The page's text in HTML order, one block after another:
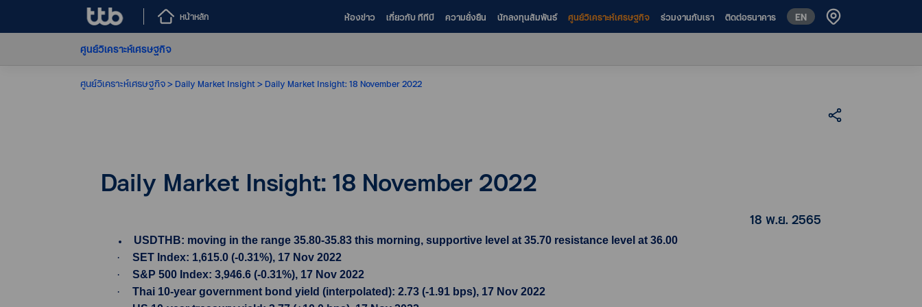
หน้าหลัก ห้องข่าว เกี่ยวกับ ทีทีบี ความยั่งยืน นักลงทุนสัมพันธ์ ศูนย์วิเคราะห์เศรษฐกิจ ร่วมงานกับเรา ติดต่อธนาคาร EN
ศูนย์วิเคราะห์เศรษฐกิจ
ศูนย์วิเคราะห์เศรษฐกิจ Daily Market Insight Daily Market Insight: 18 November 2022
Daily Market Insight: 18 November 2022
18 พ.ย. 2565
USDTHB: moving in the range 35.80-35.83 this morning, supportive level at 35.70 resistance level at 36.00
·
SET Index: 1,615.0 (-0.31%), 17 Nov 2022
·
S&P 500 Index: 3,946.6 (-0.31%), 17 Nov 2022
·
Thai 10-year government bond yield (interpolated): 2.73 (-1.91 bps), 17 Nov 2022